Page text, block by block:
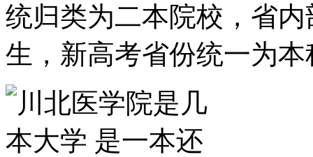
统归类为二本院校，省
生，新高考省份统一为